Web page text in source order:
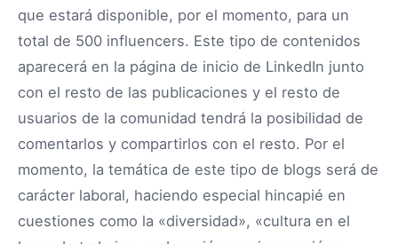
que estará disponible, por el momento, para un
total de 500 influencers. Este tipo de contenidos
aparecerá en la página de inicio de LinkedIn junto
con el resto de las publicaciones y el resto de
usuarios de la comunidad tendrá la posibilidad de
comentarlos y compartirlos con el resto. Por el
momento, la temática de este tipo de blogs será de
carácter laboral, haciendo especial hincapié en
cuestiones como la «diversidad», «cultura en el